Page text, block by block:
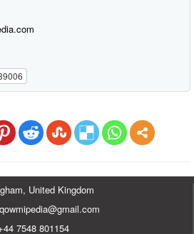
United Kingdom
7548 801154